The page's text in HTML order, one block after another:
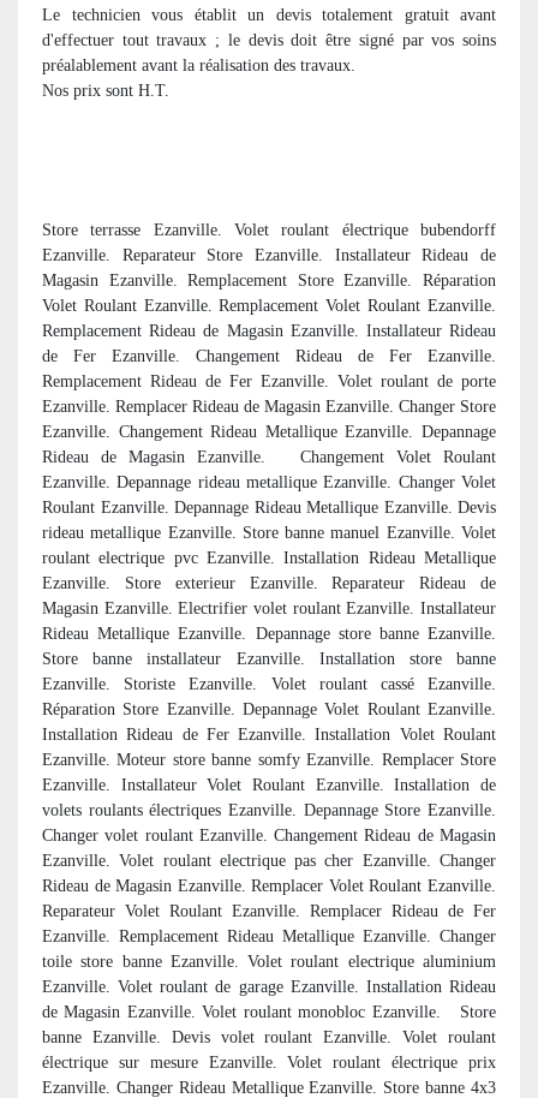
Le technicien vous établit un devis totalement gratuit avant
d'effectuer tout travaux ; le devis doit être signé par vos soins
préalablement avant la réalisation des travaux.
Nos prix sont H.T.
Store terrasse Ezanville. Volet roulant électrique bubendorff
Ezanville. Reparateur Store Ezanville. Installateur Rideau de
Magasin Ezanville. Remplacement Store Ezanville. Réparation
Volet Roulant Ezanville. Remplacement Volet Roulant Ezanville.
Remplacement Rideau de Magasin Ezanville. Installateur Rideau
de Fer Ezanville. Changement Rideau de Fer Ezanville.
Remplacement Rideau de Fer Ezanville. Volet roulant de porte
Ezanville. Remplacer Rideau de Magasin Ezanville. Changer Store
Ezanville. Changement Rideau Metallique Ezanville. Depannage
Rideau de Magasin Ezanville. Changement Volet Roulant
Ezanville. Depannage rideau metallique Ezanville. Changer Volet
Roulant Ezanville. Depannage Rideau Metallique Ezanville. Devis
rideau metallique Ezanville. Store banne manuel Ezanville. Volet
roulant electrique pvc Ezanville. Installation Rideau Metallique
Ezanville. Store exterieur Ezanville. Reparateur Rideau de
Magasin Ezanville. Electrifier volet roulant Ezanville. Installateur
Rideau Metallique Ezanville. Depannage store banne Ezanville.
Store banne installateur Ezanville. Installation store banne
Ezanville. Storiste Ezanville. Volet roulant cassé Ezanville.
Réparation Store Ezanville. Depannage Volet Roulant Ezanville.
Installation Rideau de Fer Ezanville. Installation Volet Roulant
Ezanville. Moteur store banne somfy Ezanville. Remplacer Store
Ezanville. Installateur Volet Roulant Ezanville. Installation de
volets roulants électriques Ezanville. Depannage Store Ezanville.
Changer volet roulant Ezanville. Changement Rideau de Magasin
Ezanville. Volet roulant electrique pas cher Ezanville. Changer
Rideau de Magasin Ezanville. Remplacer Volet Roulant Ezanville.
Reparateur Volet Roulant Ezanville. Remplacer Rideau de Fer
Ezanville. Remplacement Rideau Metallique Ezanville. Changer
toile store banne Ezanville. Volet roulant electrique aluminium
Ezanville. Volet roulant de garage Ezanville. Installation Rideau
de Magasin Ezanville. Volet roulant monobloc Ezanville. Store
banne Ezanville. Devis volet roulant Ezanville. Volet roulant
électrique sur mesure Ezanville. Volet roulant électrique prix
Ezanville. Changer Rideau Metallique Ezanville. Store banne 4x3